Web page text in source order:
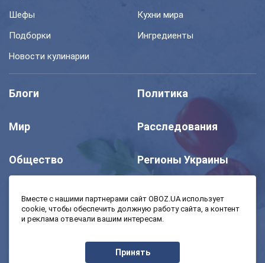
Шефы
Кухни мира
Подборки
Ингредиенты
Новости кулинарии
Блоги Политика
Мир Расследования
Общество Регионы Украины
Моя школа Авто
Экономика
Вместе с нашими партнерами сайт OBOZ.UA использует
cookie, чтобы обеспечить должную работу сайта, а контент
и реклама отвечали вашим интересам.
Принять